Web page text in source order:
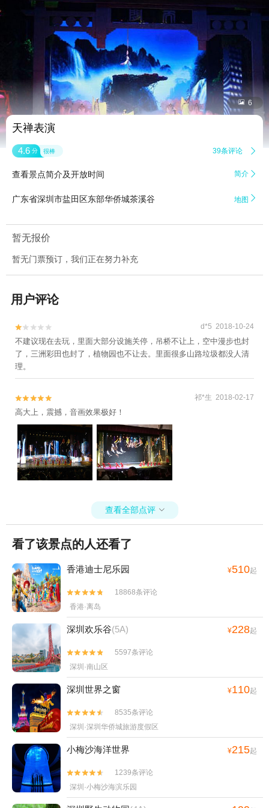
 6
天禅表演
4.6 分 很棒 39条评论 
查看景点简介及开放时间 简介 
广东省深圳市盐田区东部华侨城茶溪谷 地图 
暂无报价
暂无门票预订，我们正在努力补充
用户评论

 d*5 2018-10-24
不建议现在去玩，里面大部分设施关停，吊桥不让上，空中漫步也封
了，三洲彩田也封了，植物园也不让去。里面很多山路垃圾都没人清
理。

 祁*生 2018-02-17
高大上，震撼，音画效果极好！
查看全部点评 
看了该景点的人还看了
香港迪士尼乐园 ¥510起


18868条评论
香港·离岛
深圳欢乐谷(5A) ¥228起


5597条评论
深圳·南山区
深圳世界之窗 ¥110起


8535条评论
深圳·深圳华侨城旅游度假区
小梅沙海洋世界 ¥215起


1239条评论
深圳·小梅沙海滨乐园